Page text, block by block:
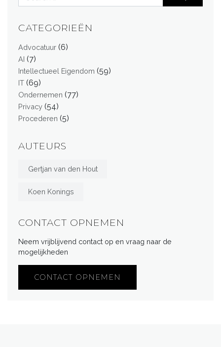
CATEGORIEËN
Advocatuur (6)
AI (7)
Intellectueel Eigendom (59)
IT (69)
Ondernemen (77)
Privacy (54)
Procederen (5)
AUTEURS
Gertjan van den Hout
Koen Konings
CONTACT OPNEMEN
Neem vrijblijvend contact op en vraag naar de
mogelijkheden
CONTACT OPNEMEN